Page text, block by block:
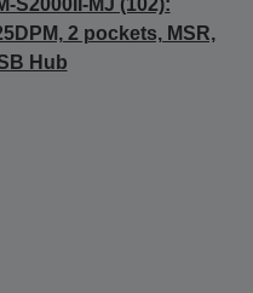
S2000II-MJ (102):
2 pockets, MSR,
Hub